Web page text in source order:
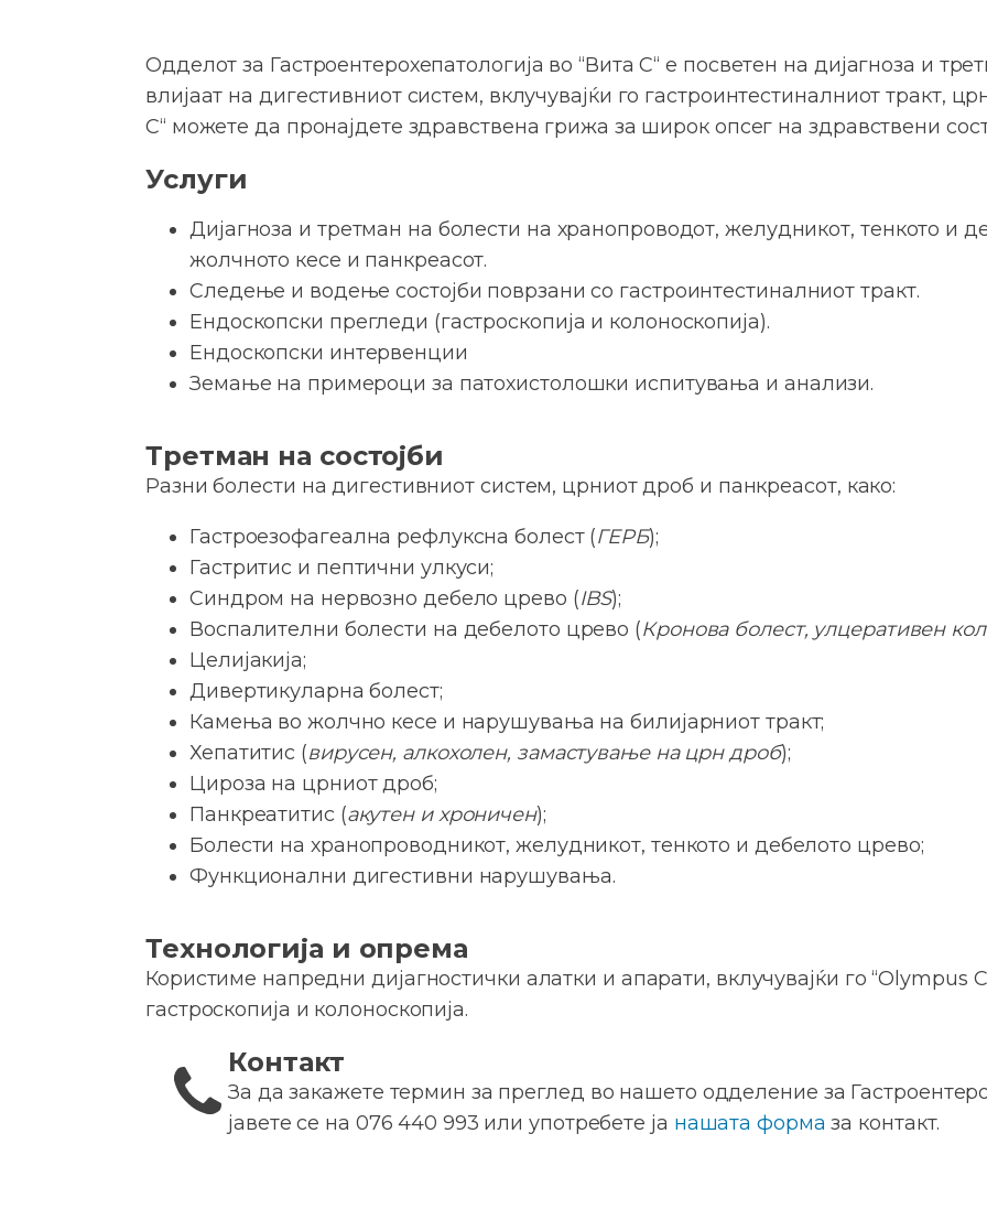
Одделот за Гастроентерохепатологија во “Вита С“ е посветен на дијагноза и
влијаат на дигестивниот систем, вклучувајќи го гастроинтестиналниот тракт,
С“ можете да пронајдете здравствена грижа за широк опсег на здравствени
Услуги
Дијагноза и третман на болести на хранопроводот, желудникот, тенкото и
жолчното кесе и панкреасот.
Следење и водење состојби поврзани со гастроинтестиналниот тракт.
Ендоскопски прегледи (гастроскопија и колоноскопија).
Ендоскопски интервенции
Земање на примероци за патохистолошки испитувања и анализи.
Третман на состојби
Разни болести на дигестивниот систем, црниот дроб и панкреасот, како:
Гастроезофагеална рефлуксна болест (ГЕРБ);
Гастритис и пептични улкуси;
Синдром на нервозно дебело црево (IBS);
Воспалителни болести на дебелото црево (Кронова болест, улцеративен
Целијакија;
Дивертикуларна болест;
Камења во жолчно кесе и нарушувања на билијарниот тракт;
Хепатитис (вирусен, алкохолен, замастување на црн дроб);
Цироза на црниот дроб;
Панкреатитис (акутен и хроничен);
Болести на хранопроводникот, желудникот, тенкото и дебелото црево;
Функционални дигестивни нарушувања.
Технологија и опрема
Користиме напредни дијагностички алатки и апарати, вклучувајќи го “Olympus
гастроскопија и колоноскопија.
Контакт
За да закажете термин за преглед во нашето одделение за
јавете се на 076 440 993 или употребете ја нашата форма за контакт.